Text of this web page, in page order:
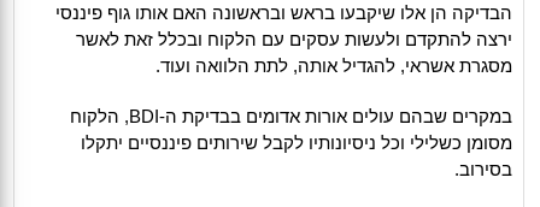
הבדיקה הן אלו שיקבעו בראש ובראשונה האם אותו גוף פיננסי
ירצה להתקדם ולעשות עסקים עם הלקוח ובכלל זאת לאשר
מסגרת אשראי, להגדיל אותה, לתת הלוואה ועוד.
במקרים שבהם עולים אורות אדומים בבדיקת ה-BDI, הלקוח
מסומן כשלילי וכל ניסיונותיו לקבל שירותים פיננסיים יתקלו
בסירוב.